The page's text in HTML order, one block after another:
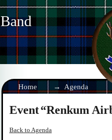
Band
Home Agenda
Event Renkum
Back to Agenda